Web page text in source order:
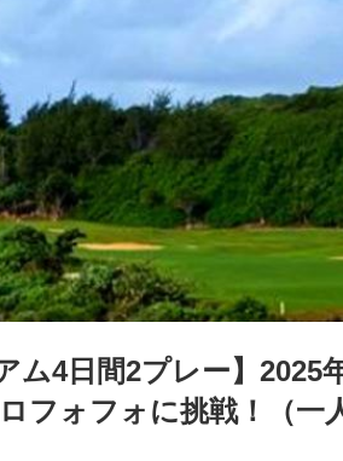
ム4日間2プレー】2025
フォフォに挑戦！（一